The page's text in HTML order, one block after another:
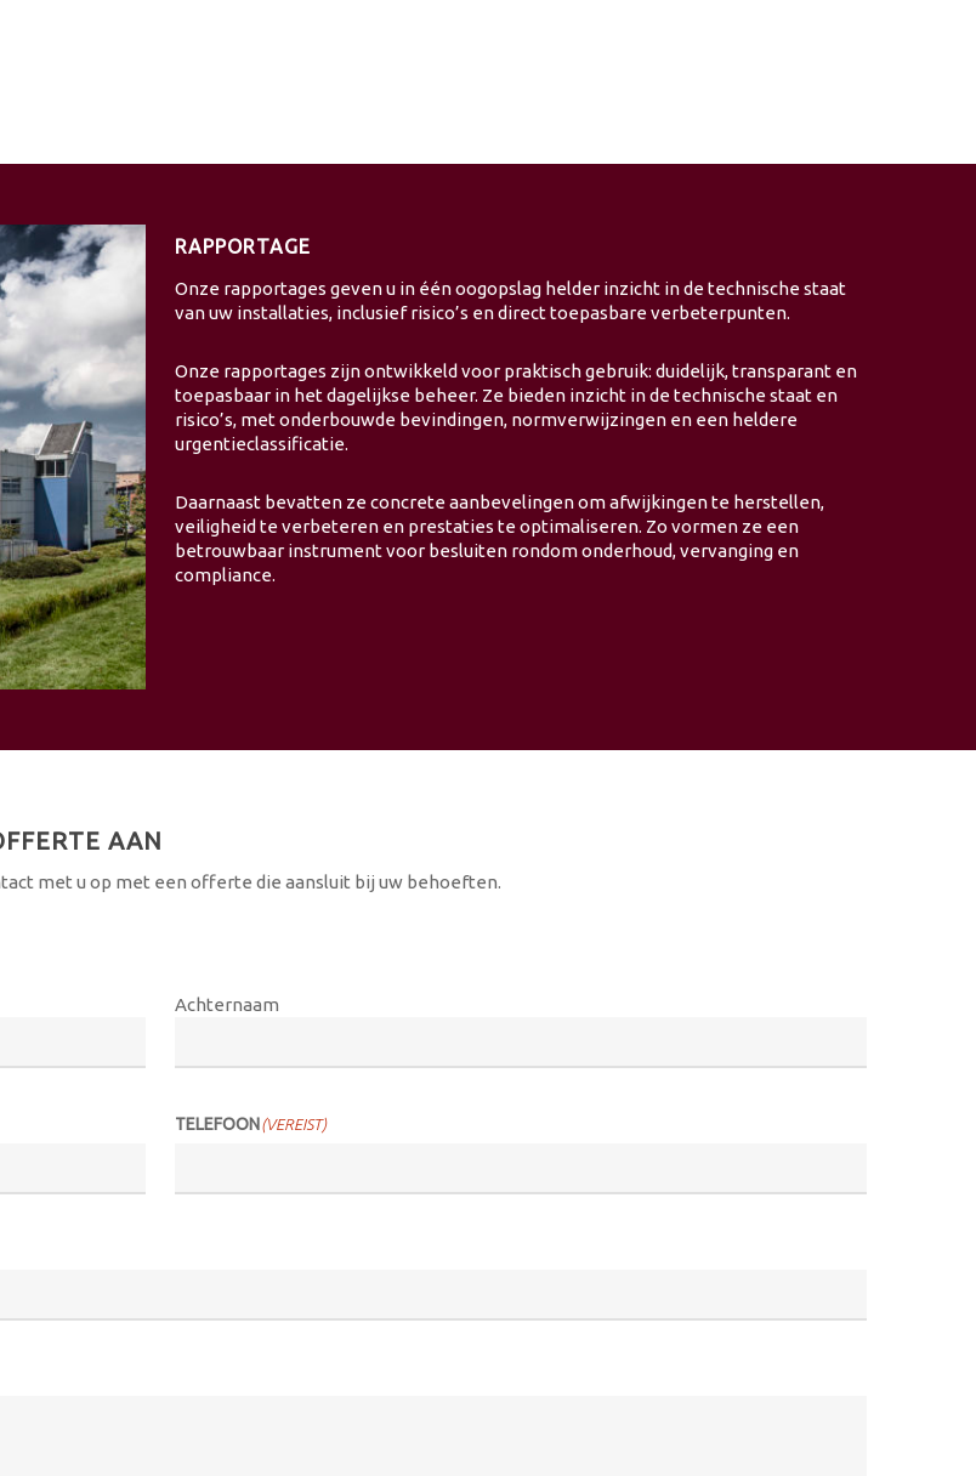
RAPPORTAGE
Onze rapportages geven u in één oogopslag helder inzicht in de technische staat
van uw installaties, inclusief risico’s en direct toepasbare verbeterpunten.
Onze rapportages zijn ontwikkeld voor praktisch gebruik: duidelijk, transparant en
toepasbaar in het dagelijkse beheer. Ze bieden inzicht in de technische staat en
risico’s, met onderbouwde bevindingen, normverwijzingen en een heldere
urgentieclassificatie.
Daarnaast bevatten ze concrete aanbevelingen om afwijkingen te herstellen,
veiligheid te verbeteren en prestaties te optimaliseren. Zo vormen ze een
betrouwbaar instrument voor besluiten rondom onderhoud, vervanging en
compliance.
AAN
met u op met een offerte die aansluit bij uw behoeften.
Achternaam
TELEFOON(VEREIST)